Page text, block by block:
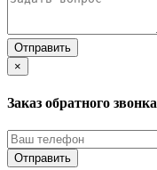
×
Заказ обратного звонка